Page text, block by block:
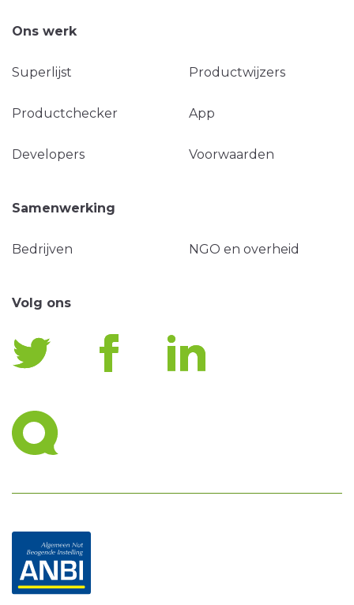
Ons werk
Superlijst Productwijzers
Productchecker App
Developers Voorwaarden
Samenwerking
Bedrijven NGO en overheid
Volg ons